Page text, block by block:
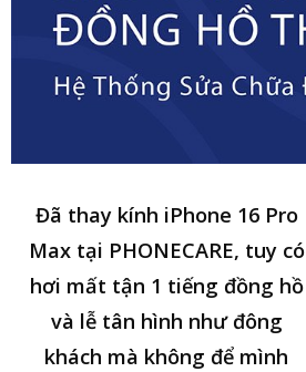
Đã thay kính iPhone 16 Pro
Max tại PHONECARE, tuy có
hơi mất tận 1 tiếng đồng hồ
và lễ tân hình như đông
khách mà không để mình